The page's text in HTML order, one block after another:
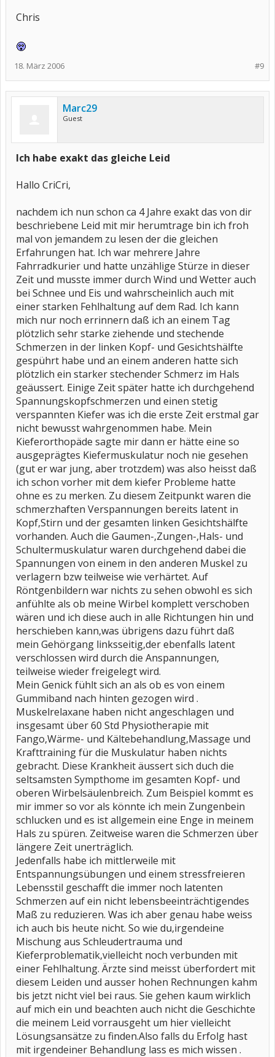
Chris
#9
18. März 2006
Marc29
Guest
Ich habe exakt das gleiche Leid
Hallo CriCri,
nachdem ich nun schon ca 4 Jahre exakt das von dir
beschriebene Leid mit mir herumtrage bin ich froh
mal von jemandem zu lesen der die gleichen
Erfahrungen hat. Ich war mehrere Jahre
Fahrradkurier und hatte unzählige Stürze in dieser
Zeit und musste immer durch Wind und Wetter auch
bei Schnee und Eis und wahrscheinlich auch mit
einer starken Fehlhaltung auf dem Rad. Ich kann
mich nur noch errinnern daß ich an einem Tag
plötzlich sehr starke ziehende und stechende
Schmerzen in der linken Kopf- und Gesichtshälfte
gespührt habe und an einem anderen hatte sich
plötzlich ein starker stechender Schmerz im Hals
geäussert. Einige Zeit später hatte ich durchgehend
Spannungskopfschmerzen und einen stetig
verspannten Kiefer was ich die erste Zeit erstmal gar
nicht bewusst wahrgenommen habe. Mein
Kieferorthopäde sagte mir dann er hätte eine so
ausgeprägtes Kiefermuskulatur noch nie gesehen
(gut er war jung, aber trotzdem) was also heisst daß
ich schon vorher mit dem kiefer Probleme hatte
ohne es zu merken. Zu diesem Zeitpunkt waren die
schmerzhaften Verspannungen bereits latent in
Kopf,Stirn und der gesamten linken Gesichtshälfte
vorhanden. Auch die Gaumen-,Zungen-,Hals- und
Schultermuskulatur waren durchgehend dabei die
Spannungen von einem in den anderen Muskel zu
verlagern bzw teilweise wie verhärtet. Auf
Röntgenbildern war nichts zu sehen obwohl es sich
anfühlte als ob meine Wirbel komplett verschoben
wären und ich diese auch in alle Richtungen hin und
herschieben kann,was übrigens dazu führt daß
mein Gehörgang linksseitig,der ebenfalls latent
verschlossen wird durch die Anspannungen,
teilweise wieder freigelegt wird.
Mein Genick fühlt sich an als ob es von einem
Gummiband nach hinten gezogen wird .
Muskelrelaxane haben nicht angeschlagen und
insgesamt über 60 Std Physiotherapie mit
Fango,Wärme- und Kältebehandlung,Massage und
Krafttraining für die Muskulatur haben nichts
gebracht. Diese Krankheit äussert sich duch die
seltsamsten Sympthome im gesamten Kopf- und
oberen Wirbelsäulenbreich. Zum Beispiel kommt es
mir immer so vor als könnte ich mein Zungenbein
schlucken und es ist allgemein eine Enge in meinem
Hals zu spüren. Zeitweise waren die Schmerzen über
längere Zeit unerträglich.
Jedenfalls habe ich mittlerweile mit
Entspannungsübungen und einem stressfreieren
Lebensstil geschafft die immer noch latenten
Schmerzen auf ein nicht lebensbeeinträchtigendes
Maß zu reduzieren. Was ich aber genau habe weiss
ich auch bis heute nicht. So wie du,irgendeine
Mischung aus Schleudertrauma und
Kieferproblematik,vielleicht noch verbunden mit
einer Fehlhaltung. Ärzte sind meisst überfordert mit
diesem Leiden und ausser hohen Rechnungen kahm
bis jetzt nicht viel bei raus. Sie gehen kaum wirklich
auf mich ein und beachten auch nicht die Geschichte
die meinem Leid vorrausgeht um hier vielleicht
Lösungsansätze zu finden.Also falls du Erfolg hast
mit irgendeiner Behandlung lass es mich wissen .